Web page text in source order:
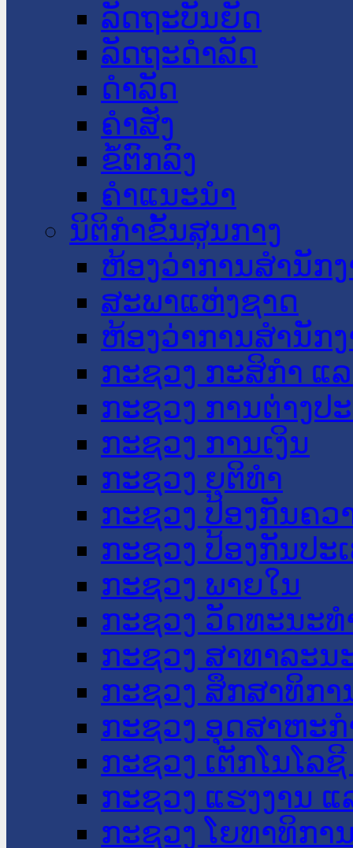
ລັດຖະບັນຍັດ
ລັດຖະດໍາລັດ
ດໍາລັດ
ຄໍາສັ່ງ
ຂໍ້ຕົກລົງ
ຄໍາແນະນໍາ
ນິຕິກໍາຂັ້ນສູນກາງ
ຫ້ອງວ່າການສໍານັກ
ສະພາແຫ່ງຊາດ
ຫ້ອງວ່າການສຳນັກ
ກະຊວງ ກະສິກຳ ແ
ກະຊວງ ການຕ່າງປ
ກະຊວງ ການເງິນ
ກະຊວງ ຍຸຕິທໍາ
ກະຊວງ ປ້ອງກັນຄວ
ກະຊວງ ປ້ອງກັນປະ
ກະຊວງ ພາຍໃນ
ກະຊວງ ວັດທະນະ
ກະຊວງ ສາທາລະນ
ກະຊວງ ສຶກສາທິກາ
ກະຊວງ ອຸດສາຫະ
ກະຊວງ ເຕັກໂນໂລ
ກະຊວງ ແຮງງານ
ກະຊວງ ໂຍທາທິກາ